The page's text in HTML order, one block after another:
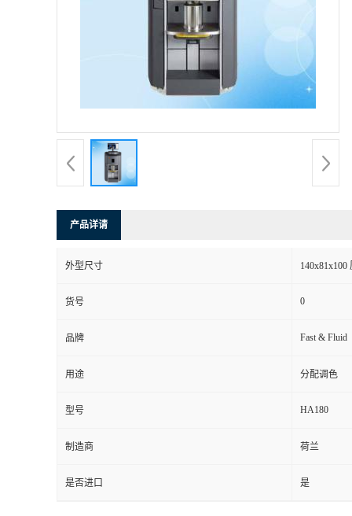
产品详请
外型尺寸 140x81x100
货号 0
品牌 Fast & Fluid
用途 分配调色
型号 HA180
制造商 荷兰
是否进口 是